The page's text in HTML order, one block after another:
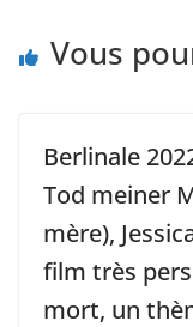
Vous
Berlinale
Tod meiner
mère),
film très
mort, un